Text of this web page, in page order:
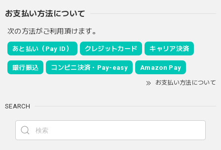
お支払い方法について
次の方法がご利用頂けます。
あと払い（Pay ID） クレジットカード キャリア決済
銀行振込 コンビニ決済・Pay-easy Amazon Pay
お支払い方法について
SEARCH